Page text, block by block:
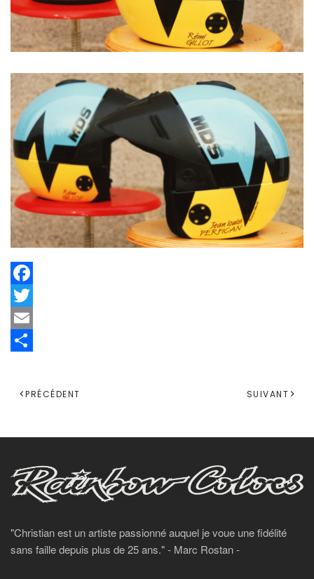
Facebook
Twitter
Email
PRÉCÉDENT SUIVANT
"Christian est un artiste passionné auquel je voue une fidélité
sans faille depuis plus de 25 ans." - Marc Rostan -